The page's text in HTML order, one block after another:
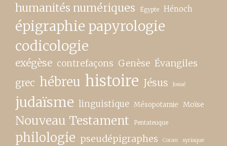
humanités numériques Égypte Hénoch
épigraphie papyrologie
codicologie
exégèse contrefaçons Genèse Évangiles
grec hébreu histoire Jésus Josué
judaïsme linguistique Mésopotamie Moïse
Nouveau Testament Pentateuque
philologie pseudépigraphes Coran syriaque